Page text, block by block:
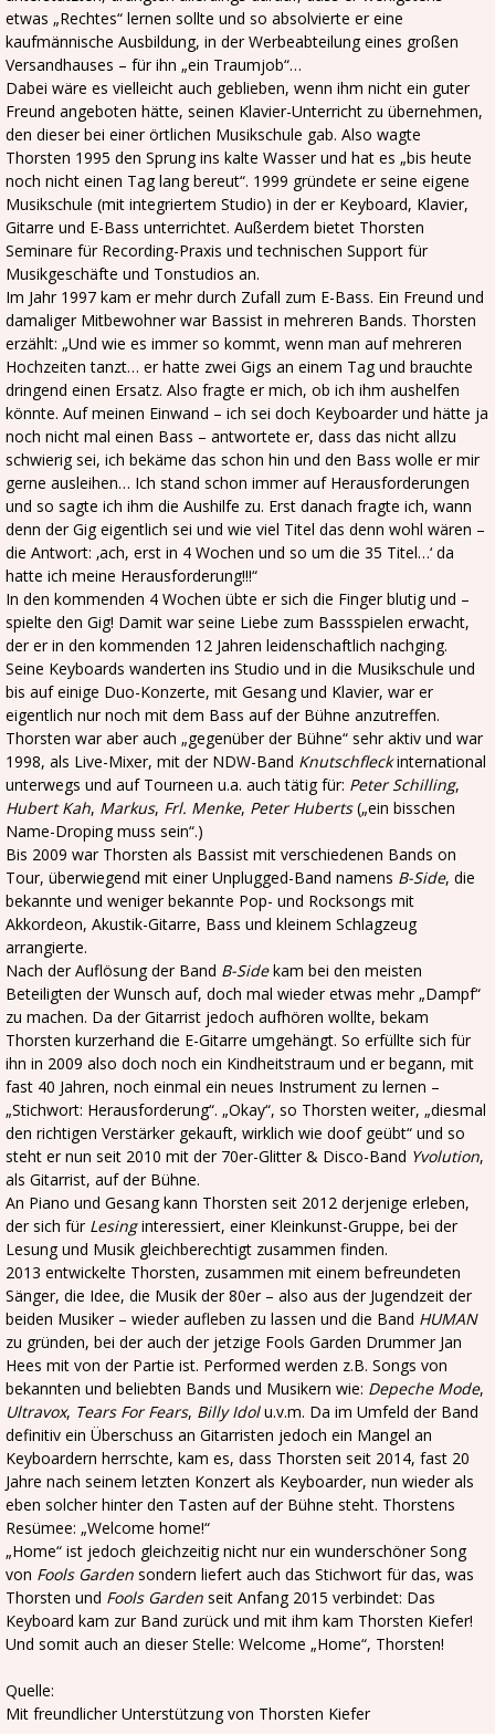
etwas „Rechtes“ lernen sollte und so absolvierte er eine
kaufmännische Ausbildung, in der Werbeabteilung eines großen
Versandhauses – für ihn „ein Traumjob“…
Dabei wäre es vielleicht auch geblieben, wenn ihm nicht ein guter
Freund angeboten hätte, seinen Klavier-Unterricht zu übernehmen,
den dieser bei einer örtlichen Musikschule gab. Also wagte
Thorsten 1995 den Sprung ins kalte Wasser und hat es „bis heute
noch nicht einen Tag lang bereut“. 1999 gründete er seine eigene
Musikschule (mit integriertem Studio) in der er Keyboard, Klavier,
Gitarre und E-Bass unterrichtet. Außerdem bietet Thorsten
Seminare für Recording-Praxis und technischen Support für
Musikgeschäfte und Tonstudios an.
Im Jahr 1997 kam er mehr durch Zufall zum E-Bass. Ein Freund und
damaliger Mitbewohner war Bassist in mehreren Bands. Thorsten
erzählt: „Und wie es immer so kommt, wenn man auf mehreren
Hochzeiten tanzt… er hatte zwei Gigs an einem Tag und brauchte
dringend einen Ersatz. Also fragte er mich, ob ich ihm aushelfen
könnte. Auf meinen Einwand – ich sei doch Keyboarder und hätte ja
noch nicht mal einen Bass – antwortete er, dass das nicht allzu
schwierig sei, ich bekäme das schon hin und den Bass wolle er mir
gerne ausleihen… Ich stand schon immer auf Herausforderungen
und so sagte ich ihm die Aushilfe zu. Erst danach fragte ich, wann
denn der Gig eigentlich sei und wie viel Titel das denn wohl wären –
die Antwort: ‚ach, erst in 4 Wochen und so um die 35 Titel…‘ da
hatte ich meine Herausforderung!!!“
In den kommenden 4 Wochen übte er sich die Finger blutig und –
spielte den Gig! Damit war seine Liebe zum Bassspielen erwacht,
der er in den kommenden 12 Jahren leidenschaftlich nachging.
Seine Keyboards wanderten ins Studio und in die Musikschule und
bis auf einige Duo-Konzerte, mit Gesang und Klavier, war er
eigentlich nur noch mit dem Bass auf der Bühne anzutreffen.
Thorsten war aber auch „gegenüber der Bühne“ sehr aktiv und war
1998, als Live-Mixer, mit der NDW-Band Knutschfleckinternational
unterwegs und auf Tourneen u.a. auch tätig für: Peter Schilling,
Hubert Kah, Markus, Frl. Menke, Peter Huberts(„ein bisschen
Name-Droping muss sein“.)
Bis 2009 war Thorsten als Bassist mit verschiedenen Bands on
Tour, überwiegend mit einer Unplugged-Band namens B-Side, die
bekannte und weniger bekannte Pop- und Rocksongs mit
Akkordeon, Akustik-Gitarre, Bass und kleinem Schlagzeug
arrangierte.
Nach der Auflösung der Band B-Sidekam bei den meisten
Beteiligten der Wunsch auf, doch mal wieder etwas mehr „Dampf“
zu machen. Da der Gitarrist jedoch aufhören wollte, bekam
Thorsten kurzerhand die E-Gitarre umgehängt. So erfüllte sich für
ihn in 2009 also doch noch ein Kindheitstraum und er begann, mit
fast 40 Jahren, noch einmal ein neues Instrument zu lernen –
„Stichwort: Herausforderung“. „Okay“, so Thorsten weiter, „diesmal
den richtigen Verstärker gekauft, wirklich wie doof geübt“ und so
steht er nun seit 2010 mit der 70er-Glitter & Disco-Band Yvolution,
als Gitarrist, auf der Bühne.
An Piano und Gesang kann Thorsten seit 2012 derjenige erleben,
der sich für Lesinginteressiert, einer Kleinkunst-Gruppe, bei der
Lesung und Musik gleichberechtigt zusammen finden.
2013 entwickelte Thorsten, zusammen mit einem befreundeten
Sänger, die Idee, die Musik der 80er – also aus der Jugendzeit der
beiden Musiker – wieder aufleben zu lassen und die Band HUMAN
zu gründen, bei der auch der jetzige Fools Garden Drummer Jan
Hees mit von der Partie ist. Performed werden z.B. Songs von
bekannten und beliebten Bands und Musikern wie: Depeche Mode,
Ultravox, Tears For Fears, Billy Idolu.v.m. Da im Umfeld der Band
definitiv ein Überschuss an Gitarristen jedoch ein Mangel an
Keyboardern herrschte, kam es, dass Thorsten seit 2014, fast 20
Jahre nach seinem letzten Konzert als Keyboarder, nun wieder als
eben solcher hinter den Tasten auf der Bühne steht. Thorstens
Resümee: „Welcome home!“
„Home“ ist jedoch gleichzeitig nicht nur ein wunderschöner Song
von Fools Garden sondern liefert auch das Stichwort für das, was
Thorsten und Fools Garden seit Anfang 2015 verbindet: Das
Keyboard kam zur Band zurück und mit ihm kam Thorsten Kiefer!
Und somit auch an dieser Stelle: Welcome „Home“, Thorsten!
Quelle:
Mit freundlicher Unterstützung von Thorsten Kiefer